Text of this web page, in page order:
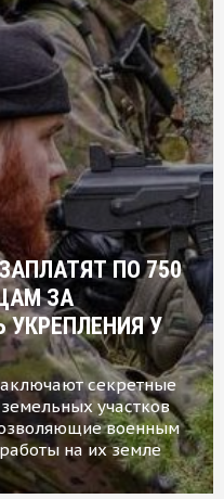
ПО 750
ЗА
УКРЕПЛЕНИЯ У
секретные
участков
военным
на их земле